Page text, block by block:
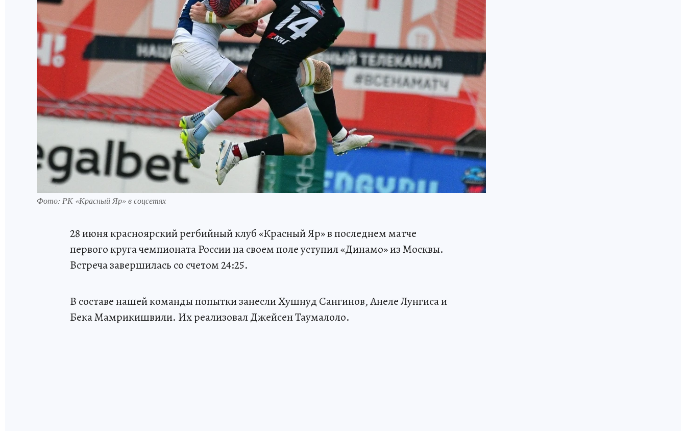
Фото: РК «Красный Яр» в соцсетях
28 июня красноярский регбийный клуб «Красный Яр» в последнем матче
первого круга чемпионата России на своем поле уступил «Динамо» из Москвы.
Встреча завершилась со счетом 24:25.
В составе нашей команды попытки занесли Хушнуд Сангинов, Анеле Лунгиса и
Бека Мамрикишвили. Их реализовал Джейсен Таумалоло.